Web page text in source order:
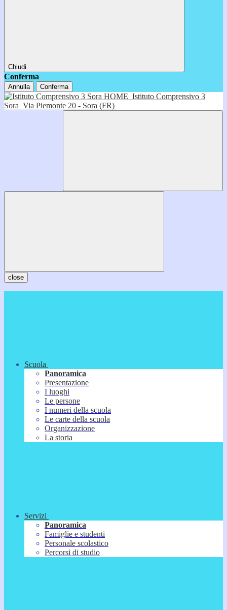
Chiudi
Conferma
Annulla Conferma
HOME Istituto Comprensivo 3
Sora Via Piemonte 20 - Sora (FR)
close
Scuola
Panoramica
Presentazione
I luoghi
Le persone
I numeri della scuola
Le carte della scuola
Organizzazione
La storia
Servizi
Panoramica
Famiglie e studenti
Personale scolastico
Percorsi di studio